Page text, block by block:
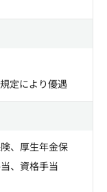
定により優遇
、厚生年金保
、資格手当